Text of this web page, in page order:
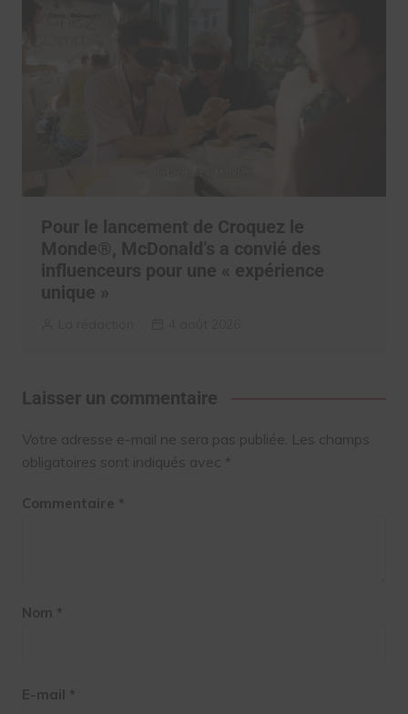
Pour le lancement de Croquez le
Monde®, McDonald’s a convié des
influenceurs pour une « expérience
unique »
Laisser un commentaire
Votre adresse e-mail ne sera pas publiée. Les champs
obligatoires sont indiqués avec *
Commentaire *
Nom *
E-mail *